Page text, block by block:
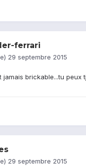
ferrari
29 septembre 2015
jamais brickable...tu peux
29 septembre 2015